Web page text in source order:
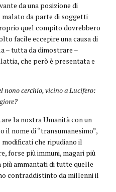
da una posizione di
da parte di soggetti
quel compito dovrebbero
facile eccepire una causa di
– tutta da dimostrare –
che però è presentata e
cerchio, vicino a Lucifero:
la nostra Umanità con un
il nome di “transumanesimo”,
che ripudiano il
forse più immuni, magari più
più ammantati di tutte quelle
contraddistinto da millenni il